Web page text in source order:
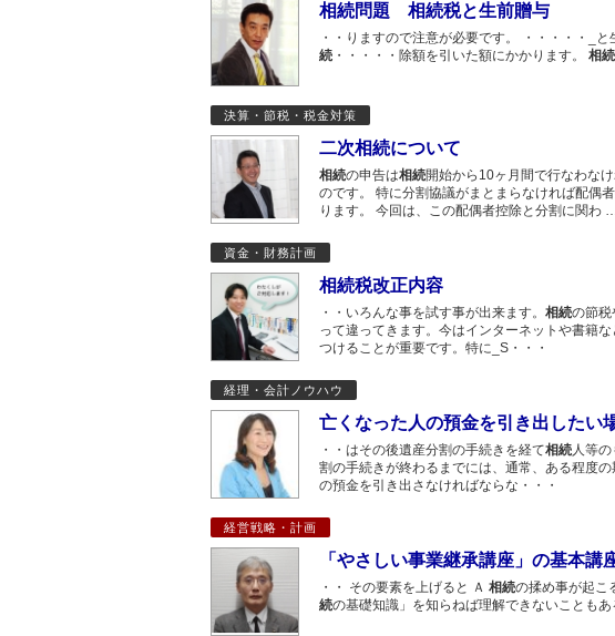
相続問題 相続税と生前贈与
・・りますので注意が必要です。 ・・・・・_
続 ・・・・・除額を引いた額にかかります。 相続
決算・節税・税金対策
二次相続について
相続の申告は相続開始から10ヶ月間で行なわな
のです。 特に分割協議がまとまらなければ配偶
ります。 今回は、この配偶者控除と分割に関わ
資金・財務計画
相続税改正内容
・・いろんな事を試す事が出来ます。 相続の節税
って違ってきます。今はインターネットや書籍
つけることが重要です。特に_S・・・
経理・会計ノウハウ
亡くなった人の預金を引き出したい
・・はその後遺産分割の手続きを経て相続人等
割の手続きが終わるまでには、通常、ある程度
の預金を引き出さなければならな・・・
経営戦略・計画
「やさしい事業継承講座」の基本講
・・ その要素を上げると Ａ 相続の揉め事が起こ
続の基礎知識」を知らねば理解できないことも